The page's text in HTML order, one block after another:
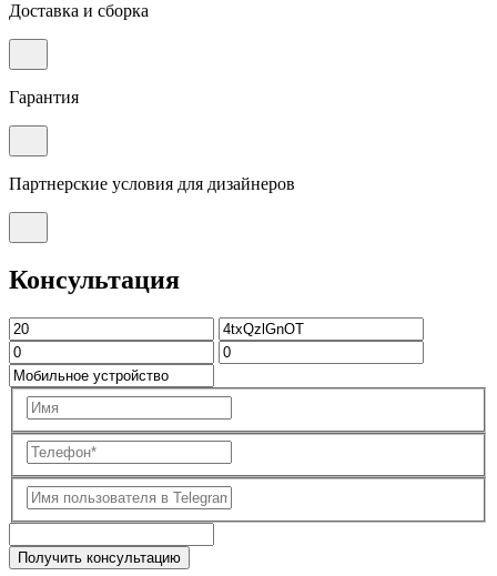
Доставка и сборка
Гарантия
Партнерские условия для дизайнеров
Консультация
Получить консультацию